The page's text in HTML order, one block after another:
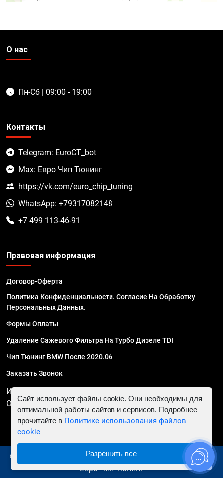
О нас
Пн-Сб | 09:00 - 19:00
Контакты
Telegram: EuroCT_bot
Max: Евро Чип Тюнинг
https://vk.com/euro_chip_tuning
WhatsApp: +79317082148
+7 499 113-46-91
Правовая информация
Договор-Оферта
Политика Конфиденциальности. Согласие На Обработку
Персональных Данных.
Формы Оплаты
Удаление Сажевого Фильтра На Турбо Дизеле TDI
Чип Тюнинг BMW После 2020.06
Заказать Звонок
ИП Смирнов Георгий Павлович. ИНН 781302555843,
ОГРНИП 324470400032610
© 2010 - 2026 Чип тюнинг в Москве и МО - Автосервис
"Евро Чип Тюнинг"
Сайт использует файлы cookie. Они необходимы для
оптимальной работы сайтов и сервисов. Подробнее
прочитайте в Политике использования файлов
cookie
Разрешить все